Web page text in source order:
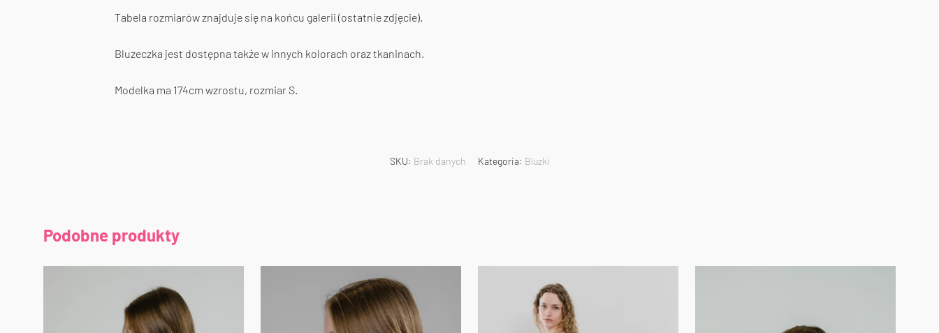
Tabela rozmiarów znajduje się na końcu galerii (ostatnie zdjęcie).
Bluzeczka jest dostępna także w innych kolorach oraz tkaninach.
Modelka ma 174cm wzrostu, rozmiar S.
SKU: Brak danych Kategoria: Bluzki
Podobne produkty